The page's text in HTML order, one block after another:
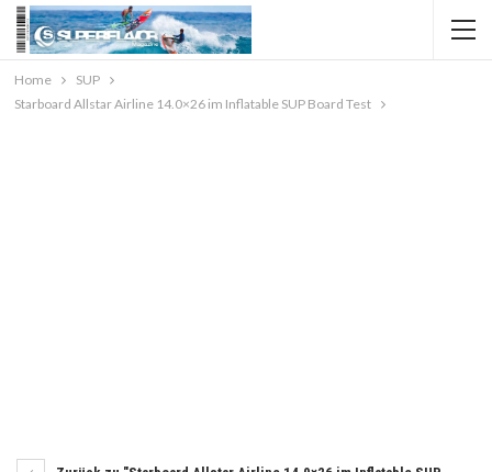
Home
SUP
Starboard Allstar Airline 14.0×26 im Inflatable SUP Board Test